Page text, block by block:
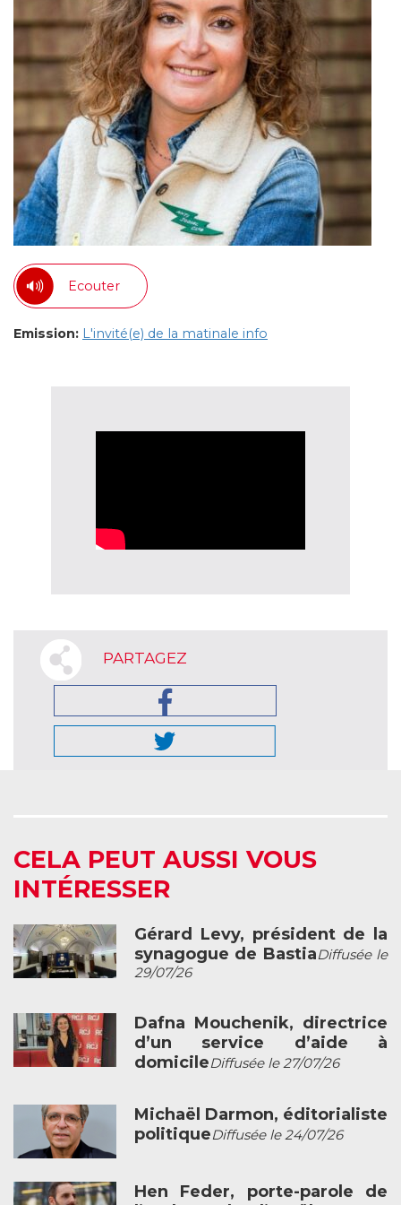
Ecouter
Emission: L'invité(e) de la matinale info
PARTAGEZ
CELA PEUT AUSSI VOUS
INTÉRESSER
Gérard Levy, président de la
synagogue de BastiaDiffusée le
29/07/26
Dafna Mouchenik, directrice
d’un service d’aide à
domicileDiffusée le 27/07/26
Michaël Darmon, éditorialiste
politiqueDiffusée le 24/07/26
Hen Feder, porte-parole de